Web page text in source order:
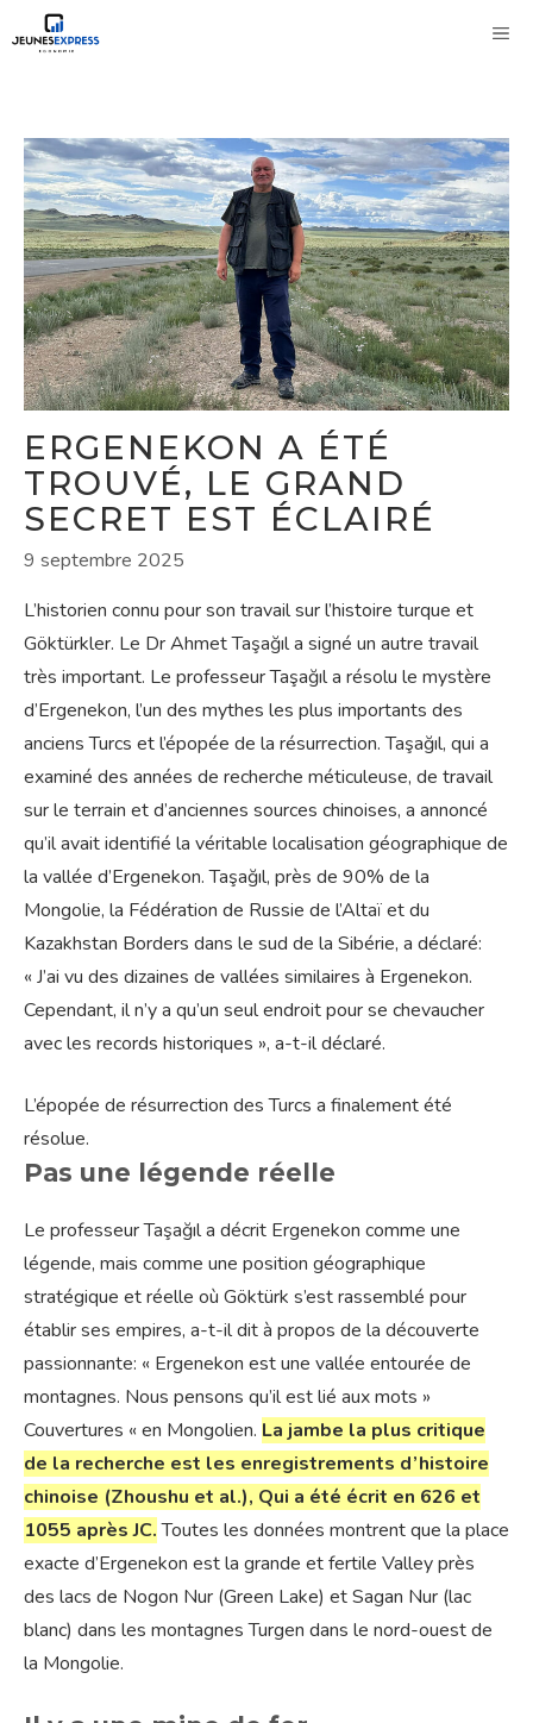
au
ERGENEKON A ÉTÉ
TROUVÉ, LE GRAND
SECRET EST ÉCLAIRÉ
9 septembre 2025
L’historien connu pour son travail sur l’histoire turque et
Göktürkler. Le Dr Ahmet Taşağıl a signé un autre travail
très important. Le professeur Taşağıl a résolu le mystère
d’Ergenekon, l’un des mythes les plus importants des
anciens Turcs et l’épopée de la résurrection. Taşağıl, qui a
examiné des années de recherche méticuleuse, de travail
sur le terrain et d’anciennes sources chinoises, a annoncé
qu’il avait identifié la véritable localisation géographique de
la vallée d’Ergenekon. Taşağıl, près de 90% de la
Mongolie, la Fédération de Russie de l’Altaï et du
Kazakhstan Borders dans le sud de la Sibérie, a déclaré:
« J’ai vu des dizaines de vallées similaires à Ergenekon.
Cependant, il n’y a qu’un seul endroit pour se chevaucher
avec les records historiques », a-t-il déclaré.
L’épopée de résurrection des Turcs a finalement été
résolue.
Pas une légende réelle
Le professeur Taşağıl a décrit Ergenekon comme une
légende, mais comme une position géographique
stratégique et réelle où Göktürk s’est rassemblé pour
établir ses empires, a-t-il dit à propos de la découverte
passionnante: « Ergenekon est une vallée entourée de
montagnes. Nous pensons qu’il est lié aux mots »
Couvertures « en Mongolien. La jambe la plus critique
de la recherche est les enregistrements d’histoire
chinoise (Zhoushu et al.), Qui a été écrit en 626 et
1055 après JC.Toutes les données montrent que la place
exacte d’Ergenekon est la grande et fertile Valley près
des lacs de Nogon Nur (Green Lake) et Sagan Nur (lac
blanc) dans les montagnes Turgen dans le nord-ouest de
la Mongolie.